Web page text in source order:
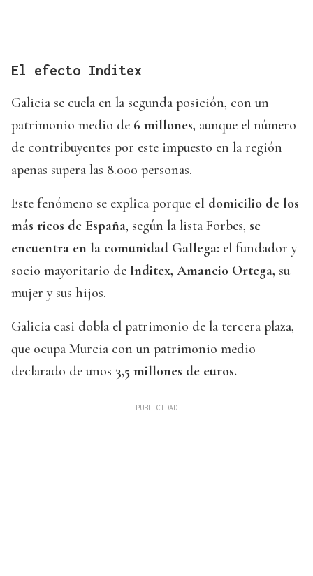
El efecto Inditex
Galicia se cuela en la segunda posición, con un
patrimonio medio de 6 millones, aunque el número
de contribuyentes por este impuesto en la región
apenas supera las 8.000 personas.
Este fenómeno se explica porque el domicilio de los
más ricos de España, según la lista Forbes, se
encuentra en la comunidad Gallega: el fundador y
socio mayoritario de Inditex, Amancio Ortega, su
mujer y sus hijos.
Galicia casi dobla el patrimonio de la tercera plaza,
que ocupa Murcia con un patrimonio medio
declarado de unos 3,5 millones de euros.